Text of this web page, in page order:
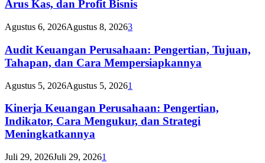
Arus Kas, dan Profit Bisnis
Agustus 6, 2026Agustus 8, 20263
Audit Keuangan Perusahaan: Pengertian, Tujuan,
Tahapan, dan Cara Mempersiapkannya
Agustus 5, 2026Agustus 5, 20261
Kinerja Keuangan Perusahaan: Pengertian,
Indikator, Cara Mengukur, dan Strategi
Meningkatkannya
Juli 29, 2026Juli 29, 20261